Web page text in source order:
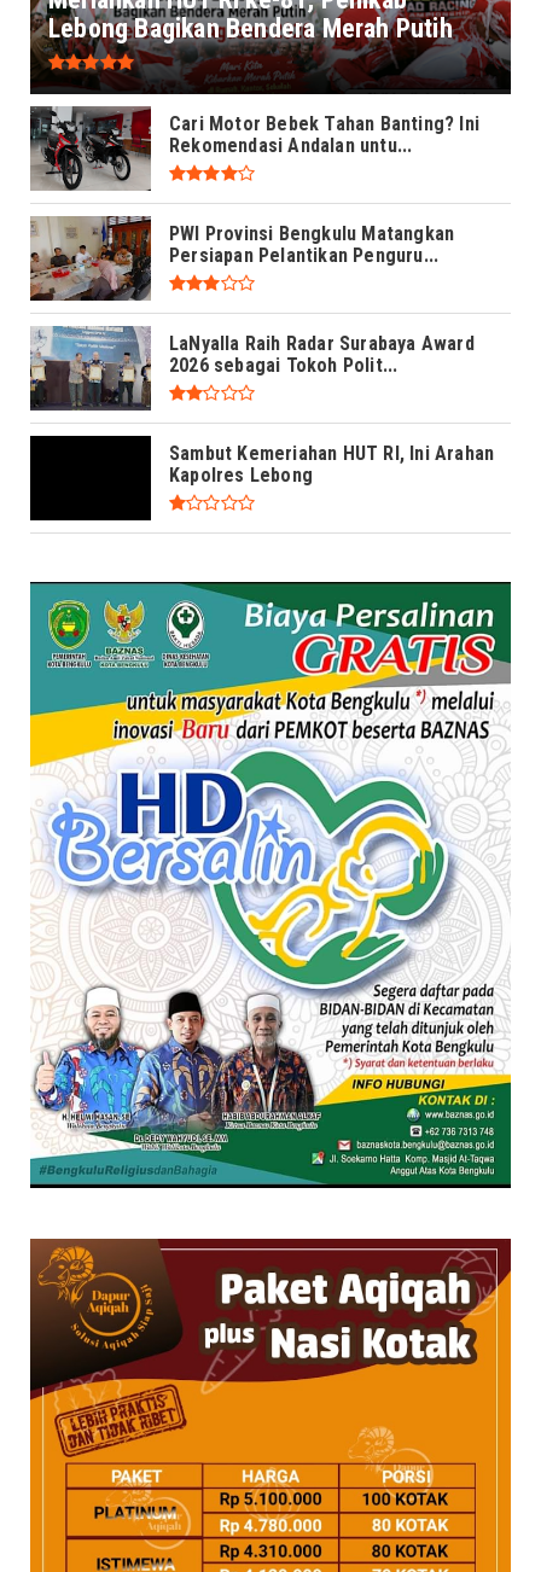
Lebong Bagikan Bendera Merah Putih
Cari Motor Bebek Tahan Banting? Ini
Rekomendasi Andalan untu...
PWI Provinsi Bengkulu Matangkan
Persiapan Pelantikan Penguru...
LaNyalla Raih Radar Surabaya Award
2026 sebagai Tokoh Polit...
Sambut Kemeriahan HUT RI, Ini Arahan
Kapolres Lebong